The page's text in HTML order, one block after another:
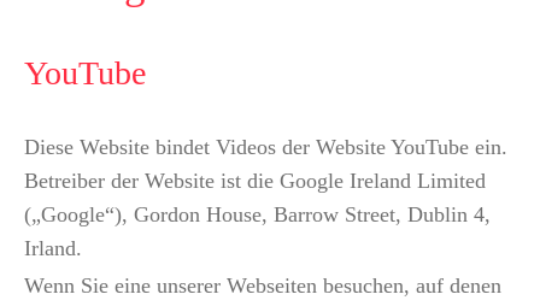
YouTube
Diese Website bindet Videos der Website YouTube ein.
Betreiber der Website ist die Google Ireland Limited
(„Google“), Gordon House, Barrow Street, Dublin 4,
Irland.
Wenn Sie eine unserer Webseiten besuchen, auf denen